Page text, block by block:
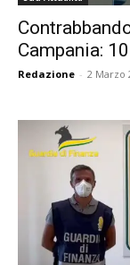
Campania:
Redazione - 2 Marzo